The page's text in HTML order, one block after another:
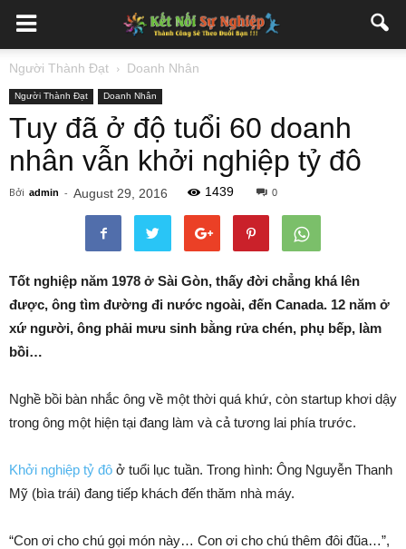
Người Thành Đạt Doanh Nhân
Người Thành Đạt Doanh Nhân
Tuy đã ở độ tuổi 60 doanh
nhân vẫn khởi nghiệp tỷ đô
Bởi admin - August 29, 2016 1439 0
Tốt nghiệp năm 1978 ở Sài Gòn, thấy đời chẳng khá lên
được, ông tìm đường đi nước ngoài, đến Canada. 12 năm ở
xứ người, ông phải mưu sinh bằng rửa chén, phụ bếp, làm
bồi…
Nghề bồi bàn nhắc ông về một thời quá khứ, còn startup khơi dậy
trong ông một hiện tại đang làm và cả tương lai phía trước.
Khởi nghiệp tỷ đô ở tuổi lục tuần. Trong hình: Ông Nguyễn Thanh
Mỹ (bìa trái) đang tiếp khách đến thăm nhà máy.
“Con ơi cho chú gọi món này… Con ơi cho chú thêm đôi đũa…”,